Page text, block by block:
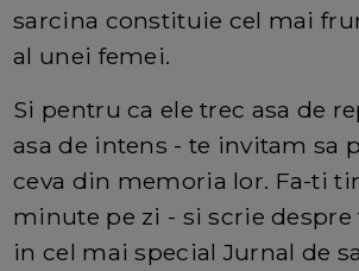
sarcina constituie cel mai
al unei femei.
Si pentru ca ele trec asa de
asa de intens - te invitam sa
ceva din memoria lor. Fa-ti
minute pe zi - si scrie
in cel mai special Jurnal de